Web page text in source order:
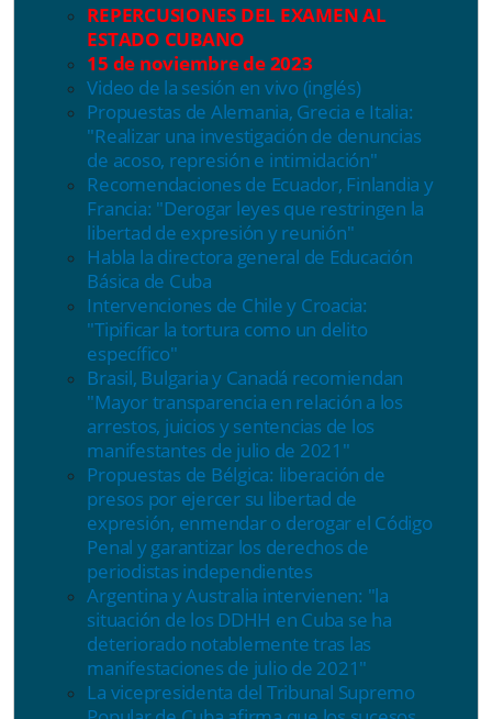
REPERCUSIONES DEL EXAMEN AL
ESTADO CUBANO
15 de noviembre de 2023
Video de la sesión en vivo (inglés)
Propuestas de Alemania, Grecia e Italia:
"Realizar una investigación de denuncias
de acoso, represión e intimidación"
Recomendaciones de Ecuador, Finlandia y
Francia: "Derogar leyes que restringen la
libertad de expresión y reunión"
Habla la directora general de Educación
Básica de Cuba
Intervenciones de Chile y Croacia:
"Tipificar la tortura como un delito
específico"
Brasil, Bulgaria y Canadá recomiendan
"Mayor transparencia en relación a los
arrestos, juicios y sentencias de los
manifestantes de julio de 2021"
Propuestas de Bélgica: liberación de
presos por ejercer su libertad de
expresión, enmendar o derogar el Código
Penal y garantizar los derechos de
periodistas independientes
Argentina y Australia intervienen: "la
situación de los DDHH en Cuba se ha
deteriorado notablemente tras las
manifestaciones de julio de 2021"
La vicepresidenta del Tribunal Supremo